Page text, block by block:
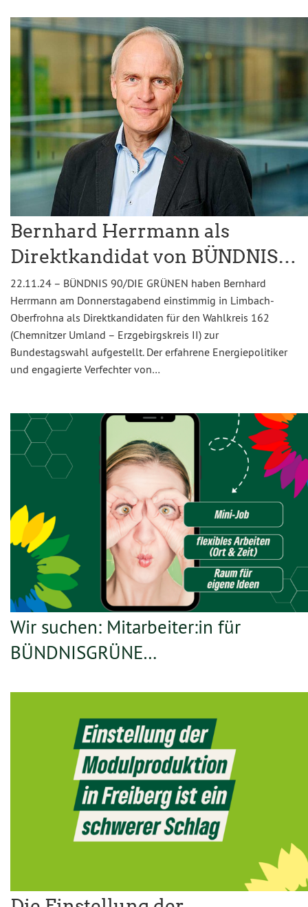
Bernhard Herrmann als
Direktkandidat von BÜNDNIS…
22.11.24 – BÜNDNIS 90/DIE GRÜNEN haben Bernhard
Herrmann am Donnerstagabend einstimmig in Limbach-
Oberfrohna als Direktkandidaten für den Wahlkreis 162
(Chemnitzer Umland – Erzgebirgskreis II) zur
Bundestagswahl aufgestellt. Der erfahrene Energiepolitiker
und engagierte Verfechter von…
Wir suchen: Mitarbeiter:in für
BÜNDNISGRÜNE…